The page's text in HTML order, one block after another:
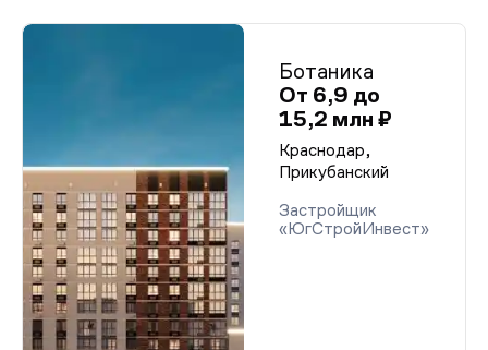
Ботаника
От 6,9 до
15,2 млн ₽
Краснодар,
Прикубанский
Застройщик
«ЮгСтройИнвест»